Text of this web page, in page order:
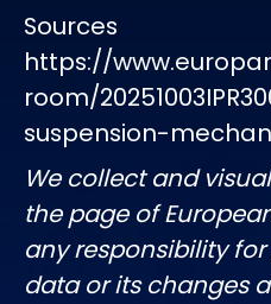
Sources
https://
room/
suspension-
We collect and
the page of
any responsibility
data or its changes